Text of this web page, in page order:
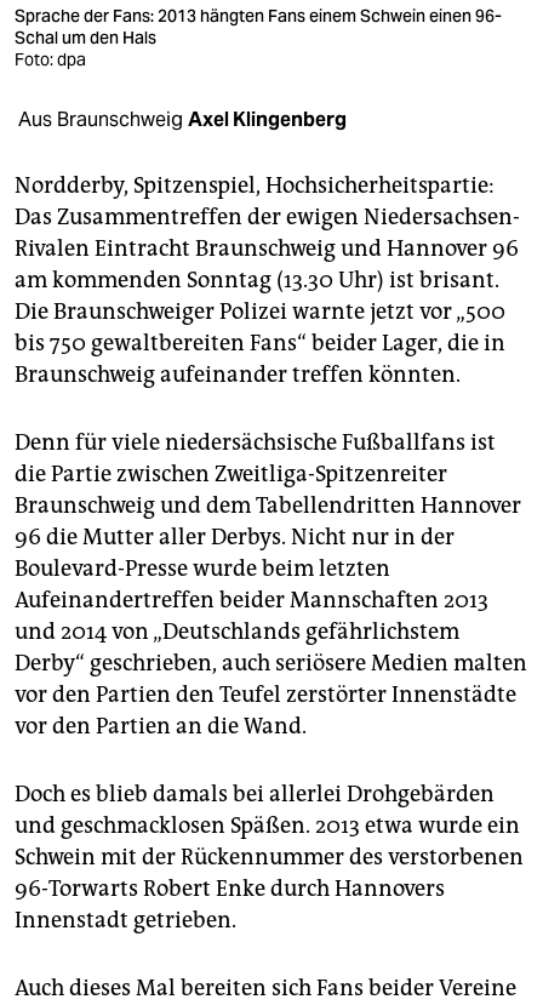
veranstaltungen
shop
fragen & hilfe
abo
genossenschaft
epaper login
Sprache der Fans: 2013 hängten Fans einem Schwein einen 96-
Schal um den Hals
Foto: dpa
Aus Braunschweig Axel Klingenberg
Nordderby, Spitzenspiel, Hochsicherheitspartie:
Das Zusammentreffen der ewigen Niedersachsen-
Rivalen Eintracht Braunschweig und Hannover 96
am kommenden Sonntag (13.30 Uhr) ist brisant.
Die Braunschweiger Polizei warnte jetzt vor „500
bis 750 gewaltbereiten Fans“ beider Lager, die in
Braunschweig aufeinander treffen könnten.
Denn für viele niedersächsische Fußballfans ist
die Partie zwischen Zweitliga-Spitzenreiter
Braunschweig und dem Tabellendritten Hannover
96 die Mutter aller Derbys. Nicht nur in der
Boulevard-Presse wurde beim letzten
Aufeinandertreffen beider Mannschaften 2013
und 2014 von „Deutschlands gefährlichstem
Derby“ geschrieben, auch seriösere Medien malten
vor den Partien den Teufel zerstörter Innenstädte
vor den Partien an die Wand.
Doch es blieb damals bei allerlei Drohgebärden
und geschmacklosen Späßen. 2013 etwa wurde ein
Schwein mit der Rückennummer des verstorbenen
96-Torwarts Robert Enke durch Hannovers
Innenstadt getrieben.
Auch dieses Mal bereiten sich Fans beider Vereine